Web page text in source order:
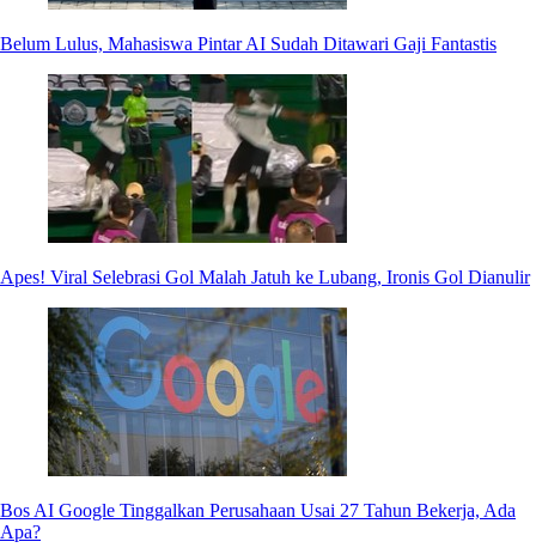
Belum Lulus, Mahasiswa Pintar AI Sudah Ditawari Gaji Fantastis
Apes! Viral Selebrasi Gol Malah Jatuh ke Lubang, Ironis Gol Dianulir
Bos AI Google Tinggalkan Perusahaan Usai 27 Tahun Bekerja, Ada
Apa?